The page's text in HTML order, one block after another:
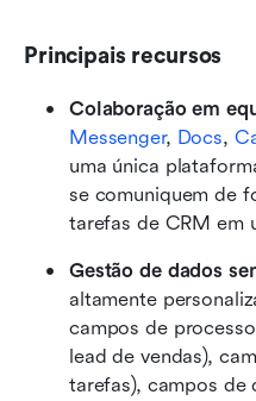
Principais recursos
Colaboração em
Messenger, Docs,
uma única
se comuniquem de
tarefas de CRM em
Gestão de dados
altamente
campos de
lead de vendas),
tarefas), campos de